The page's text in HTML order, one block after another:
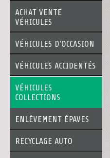
ACHAT VENTE
VÉHICULES
VÉHICULES D'OCCASION
VÉHICULES ACCIDENTÉS
VÉHICULES
COLLECTIONS
ENLÈVEMENT ÉPAVES
RECYCLAGE AUTO